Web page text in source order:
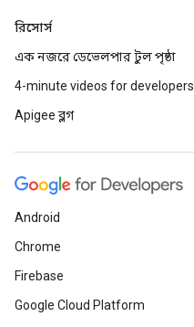
রিসোর্স
এক নজরে ডেভেলপার টুল পৃষ্ঠা
4-minute videos for developers
Apigee ব্লগ
Android
Chrome
Firebase
Google Cloud Platform